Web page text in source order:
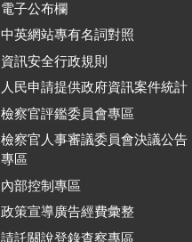
電子公布欄
中英網站專有名詞對照
資訊安全行政規則
人民申請提供政府資訊案件統計
檢察官評鑑委員會專區
檢察官人事審議委員會決議公告
專區
內部控制專區
政策宣導廣告經費彙整
請託關說登錄查察專區